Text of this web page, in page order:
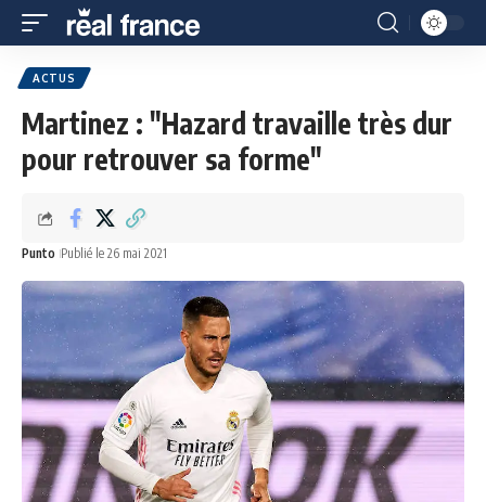
ACTUS
Martinez : "Hazard travaille très dur
pour retrouver sa forme"
Punto Publié le 26 mai 2021